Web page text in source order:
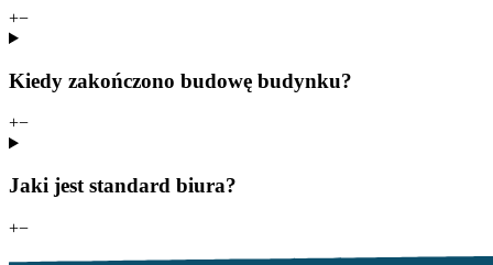
+−
Kiedy zakończono budowę budynku?
+−
Jaki jest standard biura?
+−